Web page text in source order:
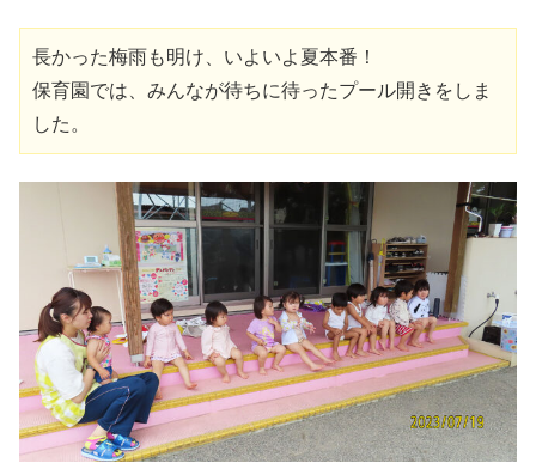
長かった梅雨も明け、いよいよ夏本番！
保育園では、みんなが待ちに待ったプール開きをしま
した。